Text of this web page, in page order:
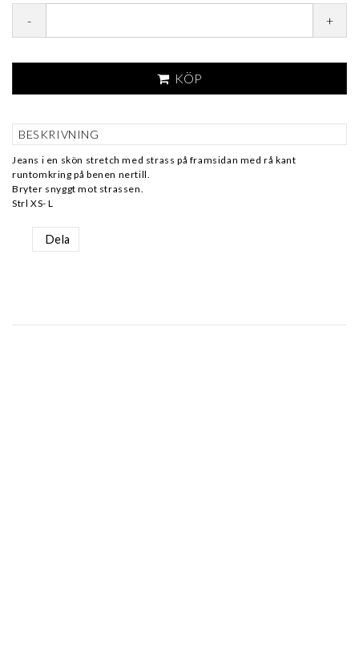
- +
KÖP
BESKRIVNING
Jeans i en skön stretch med strass på framsidan med rå kant
runtomkring på benen nertill.
Bryter snyggt mot strassen.
Strl XS- L
Dela